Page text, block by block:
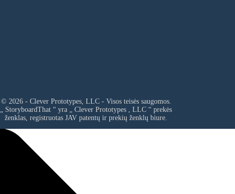
© 2026 - Clever Prototypes, LLC - Visos teisės saugomos.
„ StoryboardThat “ yra „ Clever Prototypes , LLC “ prekės
ženklas, registruotas JAV patentų ir prekių ženklų biure.